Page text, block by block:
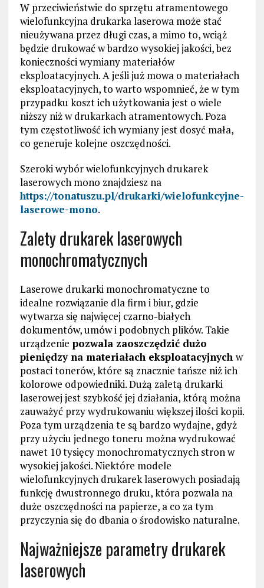
W przeciwieństwie do sprzętu atramentowego
wielofunkcyjna drukarka laserowa może stać
nieużywana przez długi czas, a mimo to, wciąż
będzie drukować w bardzo wysokiej jakości, bez
konieczności wymiany materiałów
eksploatacyjnych. A jeśli już mowa o materiałach
eksploatacyjnych, to warto wspomnieć, że w tym
przypadku koszt ich użytkowania jest o wiele
niższy niż w drukarkach atramentowych. Poza
tym częstotliwość ich wymiany jest dosyć mała,
co generuje kolejne oszczędności.
Szeroki wybór wielofunkcyjnych drukarek
laserowych mono znajdziesz na
https://tonatuszu.pl/drukarki/wielofunkcyjne-
laserowe-mono.
Zalety drukarek laserowych
monochromatycznych
Laserowe drukarki monochromatyczne to
idealne rozwiązanie dla firm i biur, gdzie
wytwarza się najwięcej czarno-białych
dokumentów, umów i podobnych plików. Takie
urządzenie pozwala zaoszczędzić dużo
pieniędzy na materiałach eksploatacyjnych w
postaci tonerów, które są znacznie tańsze niż ich
kolorowe odpowiedniki. Dużą zaletą drukarki
laserowej jest szybkość jej działania, którą można
zauważyć przy wydrukowaniu większej ilości kopii.
Poza tym urządzenia te są bardzo wydajne, gdyż
przy użyciu jednego toneru można wydrukować
nawet 10 tysięcy monochromatycznych stron w
wysokiej jakości. Niektóre modele
wielofunkcyjnych drukarek laserowych posiadają
funkcję dwustronnego druku, która pozwala na
duże oszczędności na papierze, a co za tym
przyczynia się do dbania o środowisko naturalne.
Najważniejsze parametry drukarek
laserowych